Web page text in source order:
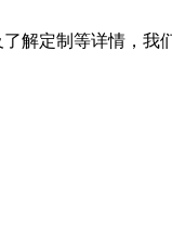
解定制等详情，我